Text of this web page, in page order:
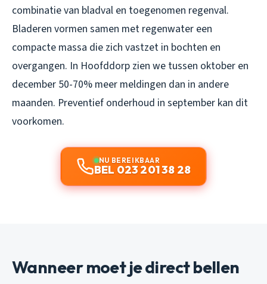
combinatie van bladval en toegenomen regenval.
Bladeren vormen samen met regenwater een
compacte massa die zich vastzet in bochten en
overgangen. In Hoofddorp zien we tussen oktober en
december 50-70% meer meldingen dan in andere
maanden. Preventief onderhoud in september kan dit
voorkomen.
NU BEREIKBAAR
BEL 023 201 38 28
Wanneer moet je direct bellen